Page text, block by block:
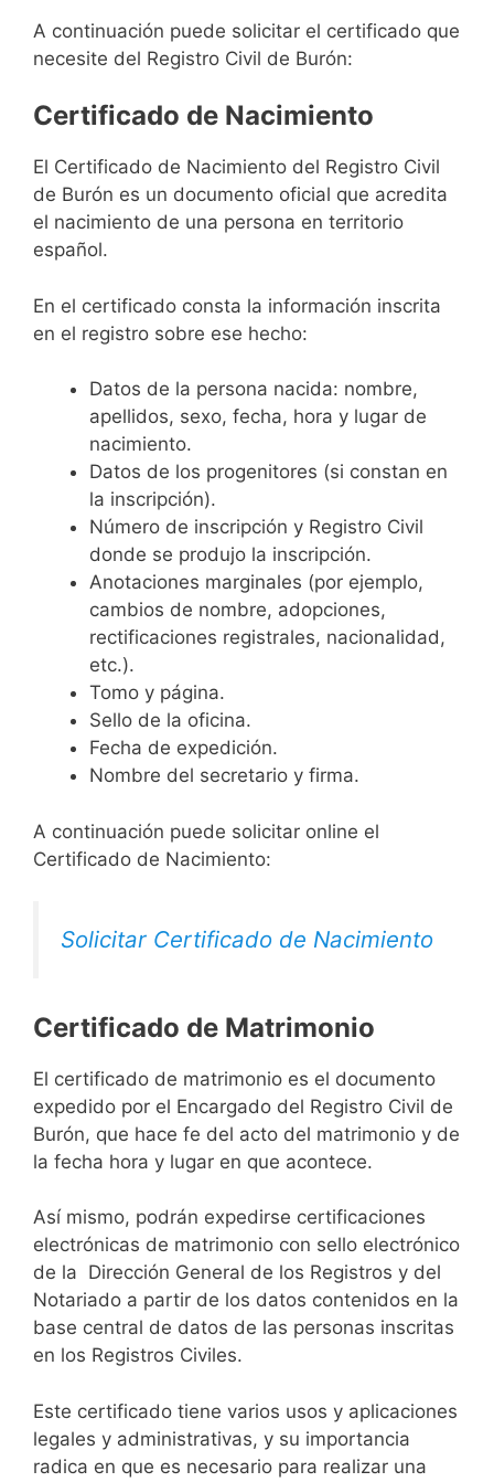
A continuación puede solicitar el certificado que
necesite del Registro Civil de Burón:
Certificado de Nacimiento
El Certificado de Nacimiento del Registro Civil
de Burón es un documento oficial que acredita
el nacimiento de una persona en territorio
español.
En el certificado consta la información inscrita
en el registro sobre ese hecho:
Datos de la persona nacida: nombre,
apellidos, sexo, fecha, hora y lugar de
nacimiento.
Datos de los progenitores (si constan en
la inscripción).
Número de inscripción y Registro Civil
donde se produjo la inscripción.
Anotaciones marginales (por ejemplo,
cambios de nombre, adopciones,
rectificaciones registrales, nacionalidad,
etc.).
Tomo y página.
Sello de la oficina.
Fecha de expedición.
Nombre del secretario y firma.
A continuación puede solicitar online el
Certificado de Nacimiento:
Solicitar Certificado de Nacimiento
Certificado de Matrimonio
El certificado de matrimonio es el documento
expedido por el Encargado del Registro Civil de
Burón, que hace fe del acto del matrimonio y de
la fecha hora y lugar en que acontece.
Así mismo, podrán expedirse certificaciones
electrónicas de matrimonio con sello electrónico
de la Dirección General de los Registros y del
Notariado a partir de los datos contenidos en la
base central de datos de las personas inscritas
en los Registros Civiles.
Este certificado tiene varios usos y aplicaciones
legales y administrativas, y su importancia
radica en que es necesario para realizar una